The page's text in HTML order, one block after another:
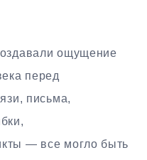
ощущение
перед
письма,
— все могло быть